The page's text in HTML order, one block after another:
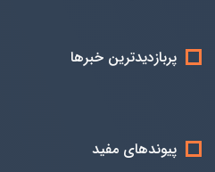
پربازدیدترین خبرها
پیوندهای مفید